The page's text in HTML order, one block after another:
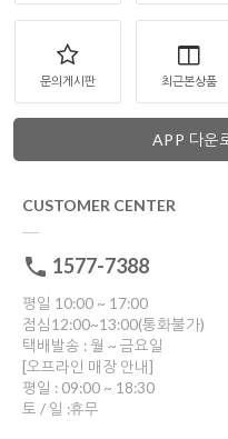
문의게시판 최근본상품
APP 다운
CUSTOMER CENTER
1577-7388
평일 10:00 ~ 17:00
점심12:00~13:00(통화불가)
택배발송 : 월 ~ 금요일
[오프라인 매장 안내]
평일 : 09:00 ~ 18:30
토 / 일 :휴무